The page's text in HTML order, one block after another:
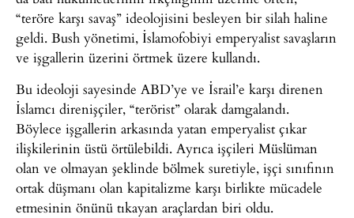
“teröre karşı savaş” ideolojisini besleyen bir silah haline
geldi. Bush yönetimi, İslamofobiyi emperyalist savaşların
ve işgallerin üzerini örtmek üzere kullandı.
Bu ideoloji sayesinde ABD’ye ve İsrail’e karşı direnen
İslamcı direnişçiler, “terörist” olarak damgalandı.
Böylece işgallerin arkasında yatan emperyalist çıkar
ilişkilerinin üstü örtülebildi. Ayrıca işçileri Müslüman
olan ve olmayan şeklinde bölmek suretiyle, işçi sınıfının
ortak düşmanı olan kapitalizme karşı birlikte mücadele
etmesinin önünü tıkayan araçlardan biri oldu.